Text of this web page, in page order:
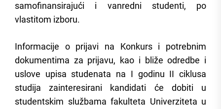
samofinansirajući i vanredni studenti, po
vlastitom izboru.
Informacije o prijavi na Konkurs i potrebnim
dokumentima za prijavu, kao i bliže odredbe i
uslove upisa studenata na I godinu II ciklusa
studija zainteresirani kandidati će dobiti u
studentskim službama fakulteta Univerziteta u